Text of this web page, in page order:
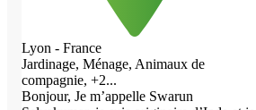
Lyon - France
Jardinage, Ménage, Animaux de
compagnie, +2...
Bonjour, Je m’appelle Swarun